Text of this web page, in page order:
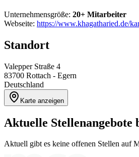
Unternehmensgröße: 20+ Mitarbeiter
Webseite: https://www.khagatharied.de/
Standort
Valepper Straße 4
83700 Rottach - Egern
Deutschland
Karte anzeigen
Aktuelle Stellenangebote
Aktuell gibt es keine offenen Stellen auf